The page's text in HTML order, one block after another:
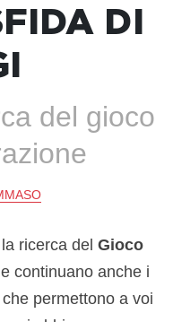
DI
del gioco
ricerca delGioco
e continuano anche i
permettono a voi